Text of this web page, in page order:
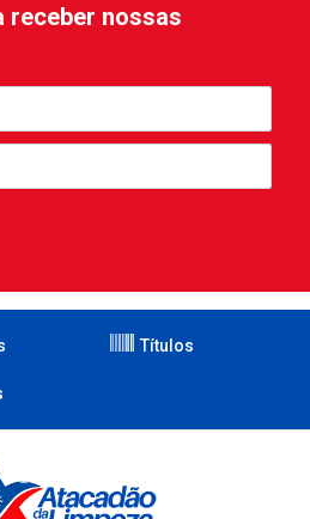
receber nossas
Títulos